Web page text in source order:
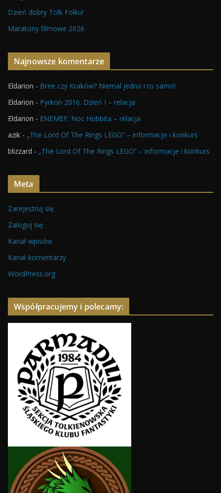
Dzień dobry Tolk Folku!
Maratony filmowe 2026
Najnowsze komentarze
Eldarion - Bree czy Kraków? Niemal jedno i to samo!
Eldarion - Pyrkon 2016. Dzień I – relacja
Eldarion - ENEMEF: Noc Hobbita – relacja
azik - „The Lord Of The Rings LEGO” – informacje i konkurs
blizzard - „The Lord Of The Rings LEGO” – informacje i konkurs
Meta
Zarejestruj się
Zaloguj się
Kanał wpisów
Kanał komentarzy
WordPress.org
Współpracujemy i polecamy: